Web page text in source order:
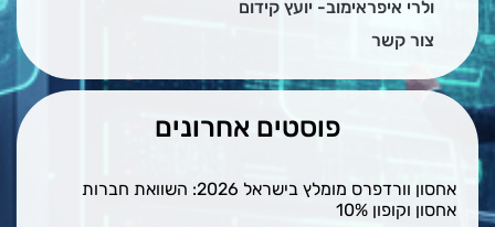
ולרי איפראימוב- יועץ קידום
צור קשר
פוסטים אחרונים
אחסון וורדפרס מומלץ בישראל 2026: השוואת חברות
אחסון וקופון 10%